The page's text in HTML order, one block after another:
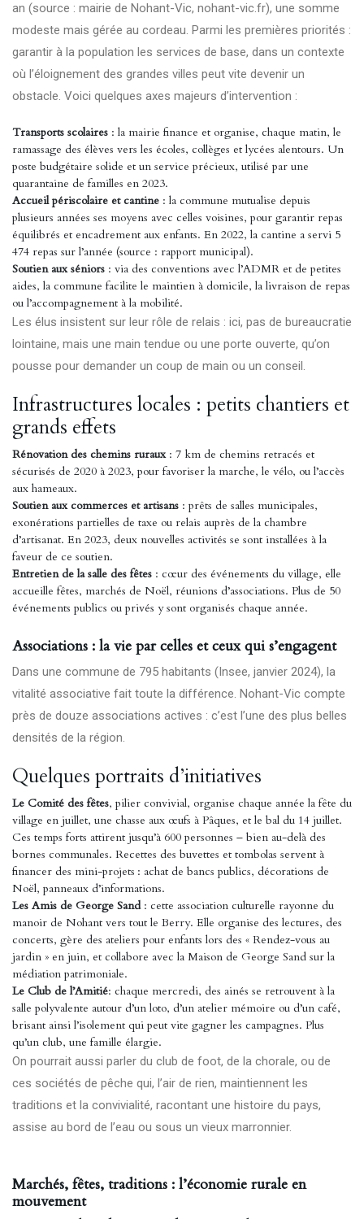
an (source : mairie de Nohant-Vic, nohant-vic.fr), une somme
modeste mais gérée au cordeau. Parmi les premières priorités :
garantir à la population les services de base, dans un contexte
où l’éloignement des grandes villes peut vite devenir un
obstacle. Voici quelques axes majeurs d’intervention :
Transports scolaires : la mairie finance et organise, chaque matin, le
ramassage des élèves vers les écoles, collèges et lycées alentours. Un
poste budgétaire solide et un service précieux, utilisé par une
quarantaine de familles en 2023.
Accueil périscolaire et cantine : la commune mutualise depuis
plusieurs années ses moyens avec celles voisines, pour garantir repas
équilibrés et encadrement aux enfants. En 2022, la cantine a servi 5
474 repas sur l’année (source : rapport municipal).
Soutien aux séniors : via des conventions avec l’ADMR et de petites
aides, la commune facilite le maintien à domicile, la livraison de repas
ou l’accompagnement à la mobilité.
Les élus insistent sur leur rôle de relais : ici, pas de bureaucratie
lointaine, mais une main tendue ou une porte ouverte, qu’on
pousse pour demander un coup de main ou un conseil.
Infrastructures locales : petits chantiers et
grands effets
Rénovation des chemins ruraux: 7 km de chemins retracés et
sécurisés de 2020 à 2023, pour favoriser la marche, le vélo, ou l’accès
aux hameaux.
Soutien aux commerces et artisans : prêts de salles municipales,
exonérations partielles de taxe ou relais auprès de la chambre
d’artisanat. En 2023, deux nouvelles activités se sont installées à la
faveur de ce soutien.
Entretien de la salle des fêtes : cœur des événements du village, elle
accueille fêtes, marchés de Noël, réunions d’associations. Plus de 50
événements publics ou privés y sont organisés chaque année.
Associations : la vie par celles et ceux qui s’engagent
Dans une commune de 795 habitants (Insee, janvier 2024), la
vitalité associative fait toute la différence. Nohant-Vic compte
près de douze associations actives : c’est l’une des plus belles
densités de la région.
Quelques portraits d’initiatives
Le Comité des fêtes, pilier convivial, organise chaque année la fête du
village en juillet, une chasse aux œufs à Pâques, et le bal du 14 juillet.
Ces temps forts attirent jusqu’à 600 personnes – bien au-delà des
bornes communales. Recettes des buvettes et tombolas servent à
financer des mini-projets : achat de bancs publics, décorations de
Noël, panneaux d’informations.
Les Amis de George Sand: cette association culturelle rayonne du
manoir de Nohant vers tout le Berry. Elle organise des lectures, des
concerts, gère des ateliers pour enfants lors des « Rendez-vous au
jardin » en juin, et collabore avec la Maison de George Sand sur la
médiation patrimoniale.
Le Club de l’Amitié: chaque mercredi, des ainés se retrouvent à la
salle polyvalente autour d’un loto, d’un atelier mémoire ou d’un café,
brisant ainsi l’isolement qui peut vite gagner les campagnes. Plus
qu’un club, une famille élargie.
On pourrait aussi parler du club de foot, de la chorale, ou de
ces sociétés de pêche qui, l’air de rien, maintiennent les
traditions et la convivialité, racontant une histoire du pays,
assise au bord de l’eau ou sous un vieux marronnier.
Marchés, fêtes, traditions : l’économie rurale en
mouvement